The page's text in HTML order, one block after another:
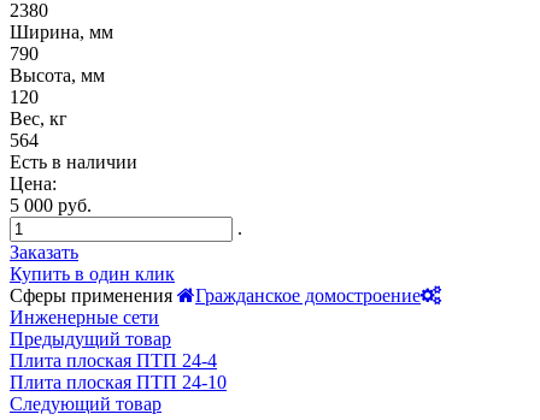
2380
Ширина, мм
790
Высота, мм
120
Вес, кг
564
Есть в наличии
Цена:
5 000 руб.
.
Заказать
Купить в один клик
Сферы применения
Гражданское домостроение
Инженерные сети
Предыдущий товар
Плита плоская ПТП 24-4
Плита плоская ПТП 24-10
Следующий товар